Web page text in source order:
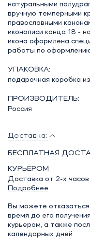
натуральными
вручную темперными
православными
иконописи конца 18 -
икона оформлена
работы по
УПАКОВКА:
подарочная коробка
ПРОИЗВОДИТЕЛЬ:
Россия
Доставка:
БЕСПЛАТНАЯ
КУРЬЕРОМ
Доставка от 2-х часов
Подробнее
Вы можете
время до его
курьером, а также
календарных дней